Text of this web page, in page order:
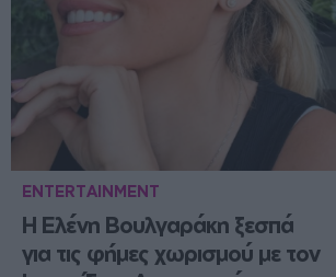
ENTERTAINMENT
Η Ελένη Βουλγαράκη ξεσπά
για τις φήμες χωρισμού με τον